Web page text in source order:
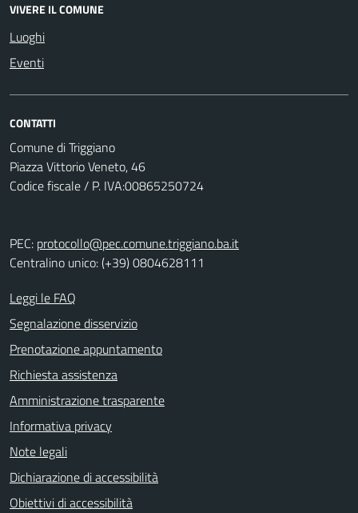
VIVERE IL COMUNE
Luoghi
Eventi
CONTATTI
Comune di Triggiano
Piazza Vittorio Veneto, 46
Codice fiscale / P. IVA:00865250724
PEC: protocollo@pec.comune.triggiano.ba.it
Centralino unico: (+39) 0804628111
Leggi le FAQ
Segnalazione disservizio
Prenotazione appuntamento
Richiesta assistenza
Amministrazione trasparente
Informativa privacy
Note legali
Dichiarazione di accessibilità
Obiettivi di accessibilità